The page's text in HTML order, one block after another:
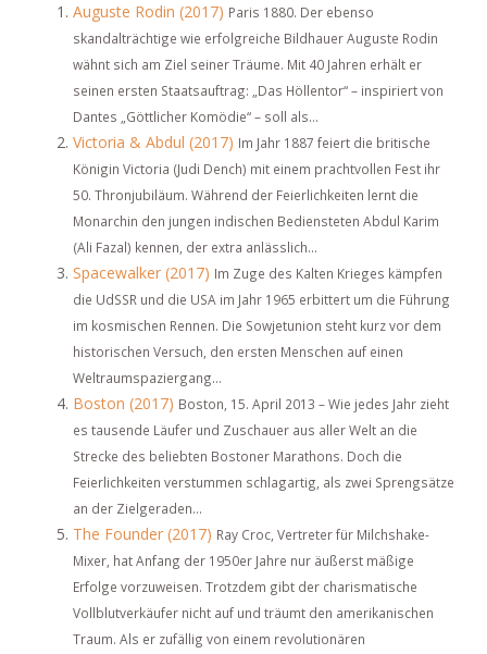
Auguste Rodin (2017) Paris 1880. Der ebenso
skandalträchtige wie erfolgreiche Bildhauer Auguste Rodin
wähnt sich am Ziel seiner Träume. Mit 40 Jahren erhält er
seinen ersten Staatsauftrag: „Das Höllentor“ – inspiriert von
Dantes „Göttlicher Komödie“ – soll als...
Victoria & Abdul (2017) Im Jahr 1887 feiert die britische
Königin Victoria (Judi Dench) mit einem prachtvollen Fest ihr
50. Thronjubiläum. Während der Feierlichkeiten lernt die
Monarchin den jungen indischen Bediensteten Abdul Karim
(Ali Fazal) kennen, der extra anlässlich...
Spacewalker (2017) Im Zuge des Kalten Krieges kämpfen
die UdSSR und die USA im Jahr 1965 erbittert um die Führung
im kosmischen Rennen. Die Sowjetunion steht kurz vor dem
historischen Versuch, den ersten Menschen auf einen
Weltraumspaziergang...
Boston (2017) Boston, 15. April 2013 – Wie jedes Jahr zieht
es tausende Läufer und Zuschauer aus aller Welt an die
Strecke des beliebten Bostoner Marathons. Doch die
Feierlichkeiten verstummen schlagartig, als zwei Sprengsätze
an der Zielgeraden...
The Founder (2017) Ray Croc, Vertreter für Milchshake-
Mixer, hat Anfang der 1950er Jahre nur äußerst mäßige
Erfolge vorzuweisen. Trotzdem gibt der charismatische
Vollblutverkäufer nicht auf und träumt den amerikanischen
Traum. Als er zufällig von einem revolutionären